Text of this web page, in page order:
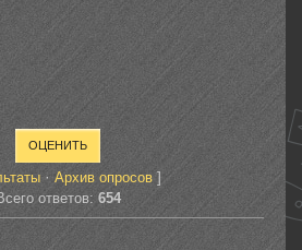
· Архив опросов]
ответов: 654